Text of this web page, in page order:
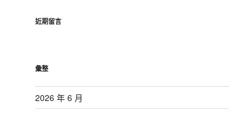
近期留言
彙整
2026 年 6 月